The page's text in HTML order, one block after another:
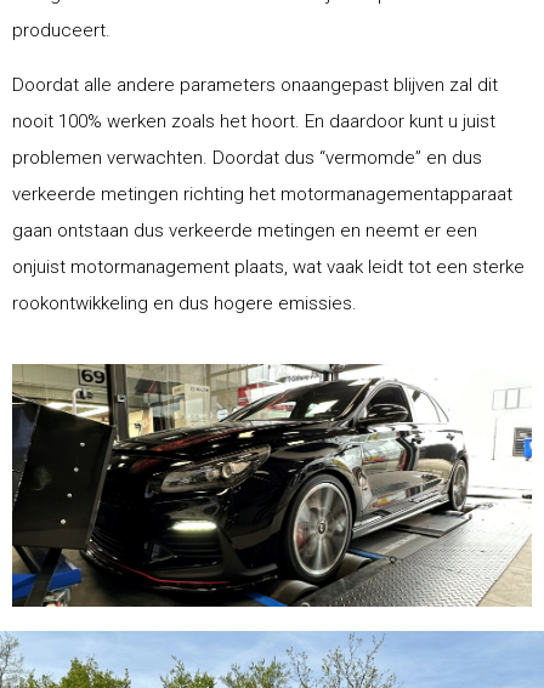
produceert.
Doordat alle andere parameters onaangepast blijven zal dit
nooit 100% werken zoals het hoort. En daardoor kunt u juist
problemen verwachten. Doordat dus “vermomde” en dus
verkeerde metingen richting het motormanagementapparaat
gaan ontstaan dus verkeerde metingen en neemt er een
onjuist motormanagement plaats, wat vaak leidt tot een sterke
rookontwikkeling en dus hogere emissies.